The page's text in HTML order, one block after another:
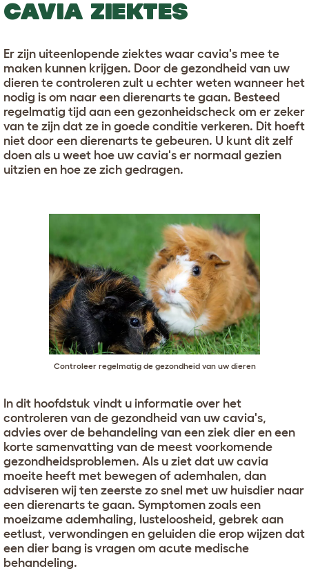
CAVIA ZIEKTES
Er zijn uiteenlopende ziektes waar cavia's mee te
maken kunnen krijgen. Door de gezondheid van uw
dieren te controleren zult u echter weten wanneer het
nodig is om naar een dierenarts te gaan. Besteed
regelmatig tijd aan een gezonheidscheck om er zeker
van te zijn dat ze in goede conditie verkeren. Dit hoeft
niet door een dierenarts te gebeuren. U kunt dit zelf
doen als u weet hoe uw cavia's er normaal gezien
uitzien en hoe ze zich gedragen.
Controleer regelmatig de gezondheid van uw dieren
In dit hoofdstuk vindt u informatie over het
controleren van de gezondheid van uw cavia's,
advies over de behandeling van een ziek dier en een
korte samenvatting van de meest voorkomende
gezondheidsproblemen. Als u ziet dat uw cavia
moeite heeft met bewegen of ademhalen, dan
adviseren wij ten zeerste zo snel met uw huisdier naar
een dierenarts te gaan. Symptomen zoals een
moeizame ademhaling, lusteloosheid, gebrek aan
eetlust, verwondingen en geluiden die erop wijzen dat
een dier bang is vragen om acute medische
behandeling.